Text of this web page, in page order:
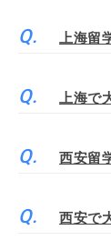
上海留
上海で
西安留
西安で